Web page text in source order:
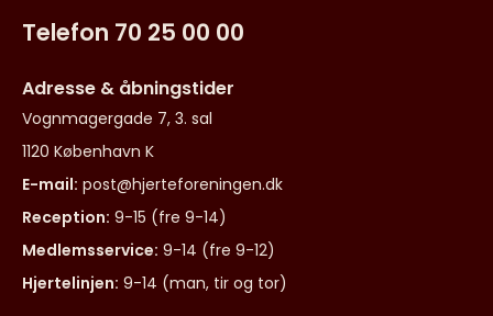
Telefon 70 25 00 00
Adresse & åbningstider
Vognmagergade 7, 3. sal
1120 København K
E-mail: post@hjerteforeningen.dk
Reception: 9-15 (fre 9-14)
Medlemsservice: 9-14 (fre 9-12)
Hjertelinjen: 9-14 (man, tir og tor)